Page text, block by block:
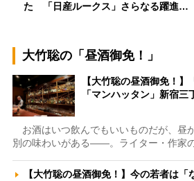
た 「日産ルークス」さらなる躍進…
大竹聡の「昼酒御免！」
【大竹聡の昼酒御免！】
「マンハッタン」新宿
お酒はいつ飲んでもいいものだが、昼
別の味わいがある――。ライター・作家
【大竹聡の昼酒御免！】今の若者は